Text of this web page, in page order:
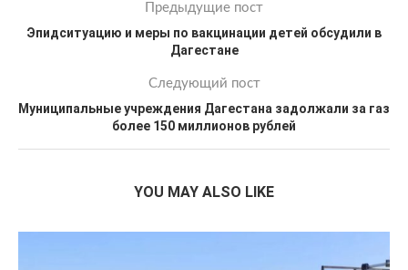
Предыдущие пост
Эпидситуацию и меры по вакцинации детей обсудили в
Дагестане
Следующий пост
Муниципальные учреждения Дагестана задолжали за газ
более 150 миллионов рублей
YOU MAY ALSO LIKE